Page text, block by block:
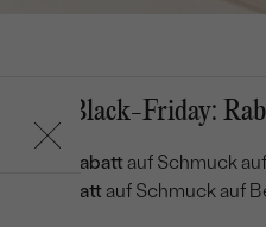
Black-Friday:
25 % Rabatt auf Schmuck
10 % Rabattauf Schmuck auf